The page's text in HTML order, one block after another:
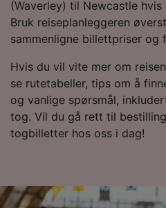
(Waverley) til Newcastle
Bruk reiseplanleggeren
sammenligne billettpriser og
Hvis du vil vite mer om
se rutetabeller, tips om å
og vanlige spørsmål,
tog. Vil du gå rett til
togbilletter hos oss i dag!